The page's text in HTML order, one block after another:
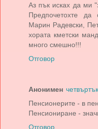
Аз пък исках да ми
Предпочетохте да
Марин Радевски,
хората кметски
много смешно!!!
Отговор
Анонимен
Пенсионерите - в
Пенсиониране -
Отговор